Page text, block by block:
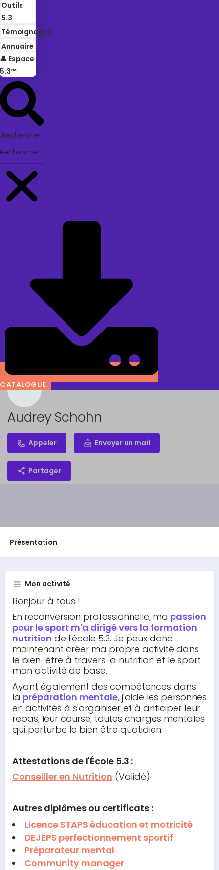
Outils
5.3
Témoignages
Annuaire
👤 Espace
5.3™
Rechercher
CATALOGUE
Audrey Schohn
Appeler Envoyer un mail
Partager
Présentation
Mon activité
Bonjour à tous !
En reconversion professionnelle, ma passion
pour le sport m'a dirigé vers la formation
nutrition de l'école 5.3. Je peux donc
maintenant créer ma propre activité dans
le bien-être à travers la nutrition et le sport
mon activité de base.
Ayant également des compétences dans
la préparation mentale, j'aide les personnes
en activités à s'organiser et à anticiper leur
repas, leur course, toutes charges mentales
qui perturbe le bien être quotidien.
Attestations de l'École 5.3 :
Conseiller en Nutrition (Validé)
Autres diplômes ou certificats :
Licence STAPS éducation et motricité
DEJEPS perfectionnement sportif
Préparateur mental
Community manager